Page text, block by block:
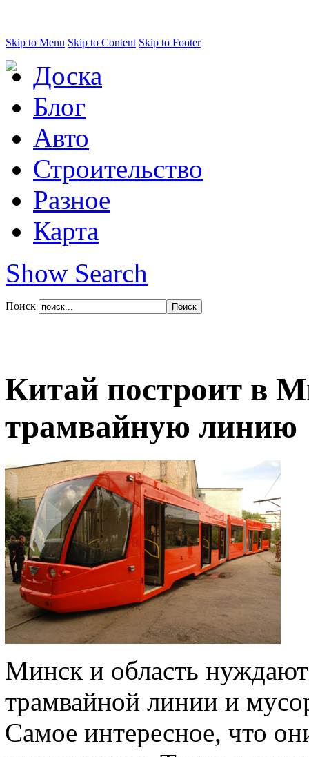
Skip to Menu Skip to Content Skip to Footer
Доска
Блог
Авто
Строительство
Разное
Карта
Show Search
Поиск
Китай построит в
трамвайную линию
Минск и область
трамвайной линии и
Самое интересное, что